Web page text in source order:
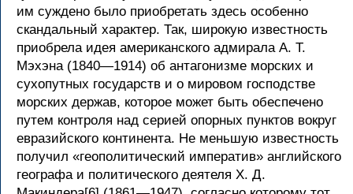
им суждено было приобретать здесь особенно
скандальный характер. Так, широкую известность
приобрела идея американского адмирала А. Т.
Мэхэна (1840—1914) об антагонизме морских и
сухопутных государств и о мировом господстве
морских держав, которое может быть обеспечено
путем контроля над серией опорных пунктов вокруг
евразийского континента. Не меньшую известность
получил «геополитический императив» английского
географа и политического деятеля X. Д.